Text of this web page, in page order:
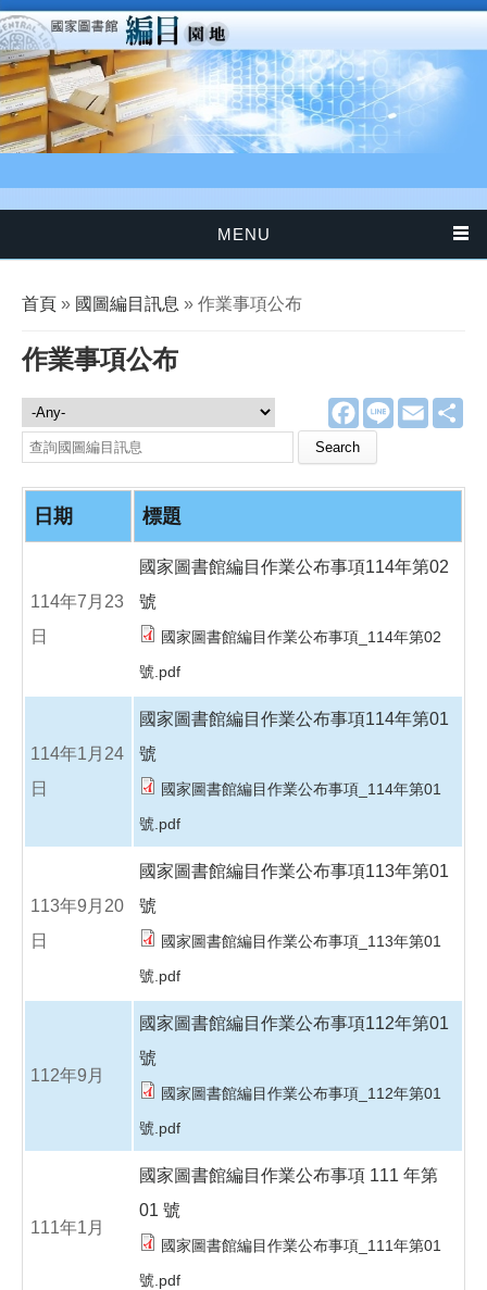
移至主內容
MENU
您在這裡
首頁 » 國圖編目訊息 » 作業事項公布
作業事項公布
F
a
e
o
L
E
m
國圖編目訊息
Search this site
日期 標題
114年7月23
日
國家圖書館編目作業公布事項114年第02
號
國家圖書館編目作業公布事項_114年第02
號.pdf
114年1月24
日
國家圖書館編目作業公布事項114年第01
號
國家圖書館編目作業公布事項_114年第01
號.pdf
113年9月20
日
國家圖書館編目作業公布事項113年第01
號
國家圖書館編目作業公布事項_113年第01
號.pdf
112年9月
國家圖書館編目作業公布事項112年第01
號
國家圖書館編目作業公布事項_112年第01
號.pdf
111年1月
國家圖書館編目作業公布事項 111 年第
01 號
國家圖書館編目作業公布事項_111年第01
號.pdf